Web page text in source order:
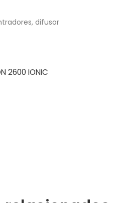
difusor
2600 IONIC